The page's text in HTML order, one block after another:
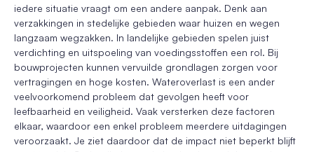
iedere situatie vraagt om een andere aanpak. Denk aan
verzakkingen in stedelijke gebieden waar huizen en wegen
langzaam wegzakken. In landelijke gebieden spelen juist
verdichting en uitspoeling van voedingsstoffen een rol. Bij
bouwprojecten kunnen vervuilde grondlagen zorgen voor
vertragingen en hoge kosten. Wateroverlast is een ander
veelvoorkomend probleem dat gevolgen heeft voor
leefbaarheid en veiligheid. Vaak versterken deze factoren
elkaar, waardoor een enkel probleem meerdere uitdagingen
veroorzaakt. Je ziet daardoor dat de impact niet beperkt blijft